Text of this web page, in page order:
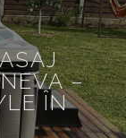
–
ÎN